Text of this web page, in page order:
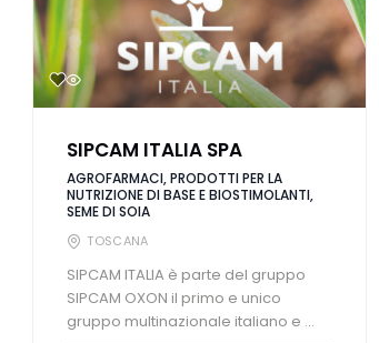
SIPCAM ITALIA SPA
AGROFARMACI, PRODOTTI PER LA
NUTRIZIONE DI BASE E BIOSTIMOLANTI,
SEME DI SOIA
TOSCANA
SIPCAM ITALIA è parte del gruppo
SIPCAM OXON il primo e unico
gruppo multinazionale italiano e ...